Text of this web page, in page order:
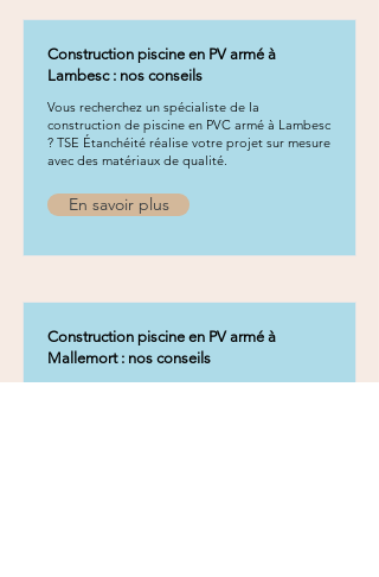
Construction piscine en PV armé à
Lambesc : nos conseils
Vous recherchez un spécialiste de la
construction de piscine en PVC armé à Lambesc
? TSE Étanchéité réalise votre projet sur mesure
avec des matériaux de qualité.
En savoir plus
Construction piscine en PV armé à
Mallemort : nos conseils